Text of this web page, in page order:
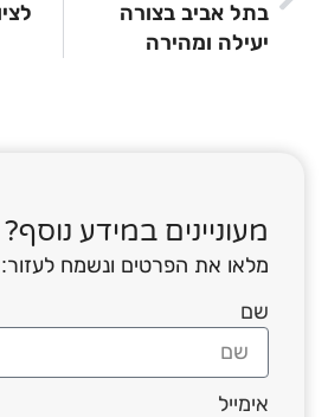
בתל אביב בצורה
יעילה ומהירה
לציון:
מעוניינים במידע נוסף?
מלאו את הפרטים ונשמח לעזור:
אימייל